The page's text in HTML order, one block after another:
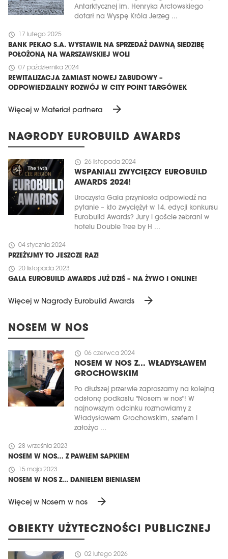
Antarktycznej im. Henryka Arctowskiego
dotarł na Wyspę Króla Jerzeg ...
schedule 17 lutego 2025
BANK PEKAO S.A. WYSTAWIŁ NA SPRZEDAŻ DAWNĄ SIEDZIBĘ
POŁOŻONĄ NA WARSZAWSKIEJ WOLI
schedule 07 października 2024
REWITALIZACJA ZAMIAST NOWEJ ZABUDOWY –
ODPOWIEDZIALNY ROZWÓJ W CITY POINT TARGÓWEK
Więcej w Materiał partnera arrow_forward
NAGRODY EUROBUILD AWARDS
schedule 26 listopada 2024
WSPANIALI ZWYCIĘZCY EUROBUILD
AWARDS 2024!
Uroczysta Gala przyniosła odpowiedź na
pytanie – kto zwyciężył w 14. edycji konkursu
Eurobuild Awards? Jury i goście zebrani w
hotelu Double Tree by H ...
schedule 04 stycznia 2024
PRZEŻYJMY TO JESZCZE RAZ!
schedule 20 listopada 2023
GALA EUROBUILD AWARDS JUŻ DZIŚ – NA ŻYWO I ONLINE!
Więcej w Nagrody Eurobuild Awards arrow_forward
NOSEM W NOS
schedule 06 czerwca 2024
NOSEM W NOS Z... WŁADYSŁAWEM
GROCHOWSKIM
Po dłuższej przerwie zapraszamy na kolejną
odsłonę podkastu "Nosem w nos"! W
najnowszym odcinku rozmawiamy z
Władysławem Grochowskim, szefem i
założyc ...
schedule 28 września 2023
NOSEM W NOS… Z PAWŁEM SAPKIEM
schedule 15 maja 2023
NOSEM W NOS Z... DANIELEM BIENIASEM
Więcej w Nosem w nos arrow_forward
OBIEKTY UŻYTECZNOŚCI PUBLICZNEJ
schedule 02 lutego 2026